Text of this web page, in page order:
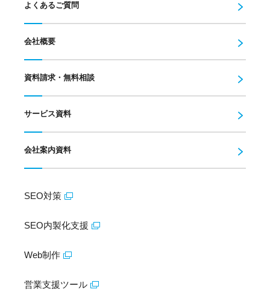
よくあるご質問
会社概要
資料請求・無料相談
サービス資料
会社案内資料
SEO対策
SEO内製化支援
Web制作
営業支援ツール